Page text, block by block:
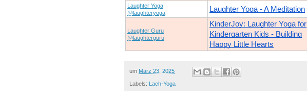
Laughter Yoga
@laughteryoga
Laughter Yoga - A Meditation
Laughter Guru
@laughterguru
KinderJoy: Laughter Yoga for
Kindergarten Kids - Building
Happy Little Hearts
um März 23, 2025
Labels: Lach-Yoga